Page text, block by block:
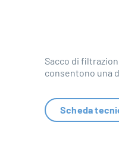
Sacco di
consentono una
Scheda